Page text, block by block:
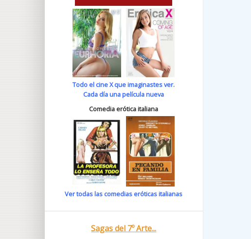
Todo el cine X que imaginastes ver.
Cada día una película nueva
Comedia erótica italiana
Ver todas las comedias eróticas italianas
Sagas del 7º Arte...